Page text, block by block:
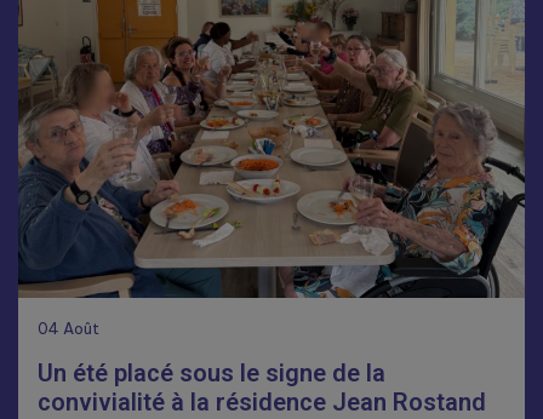
04 Août
Un été placé sous le signe de la
convivialité à la résidence Jean Rostand